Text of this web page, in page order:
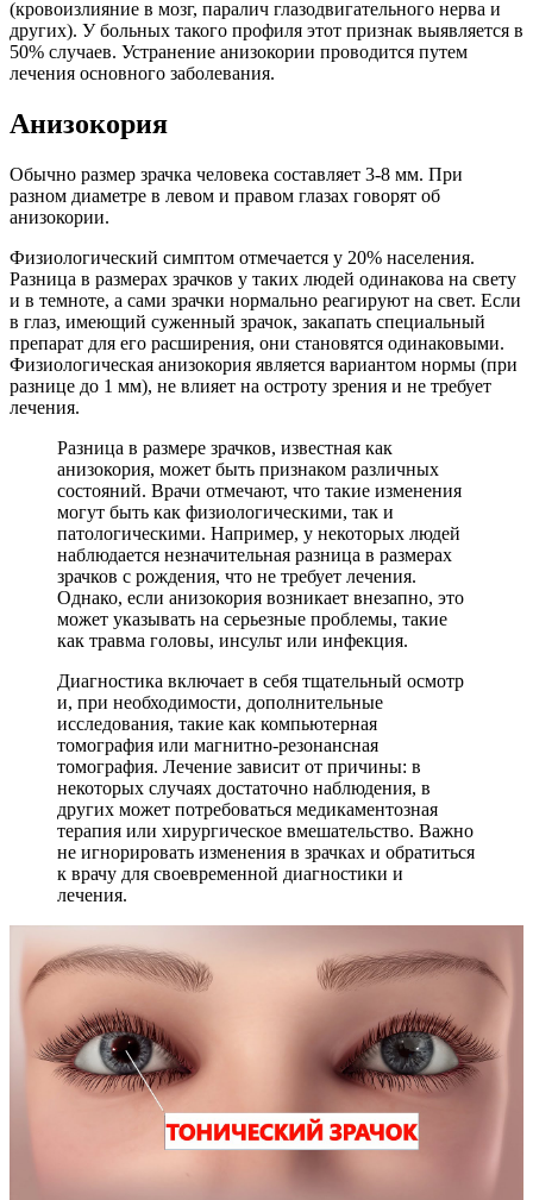
(кровоизлияние в мозг, паралич глазодвигательного нерва и
других). У больных такого профиля этот признак выявляется в
50% случаев. Устранение анизокории проводится путем
лечения основного заболевания.
Анизокория
Обычно размер зрачка человека составляет 3-8 мм. При
разном диаметре в левом и правом глазах говорят об
анизокории.
Физиологический симптом отмечается у 20% населения.
Разница в размерах зрачков у таких людей одинакова на свету
и в темноте, а сами зрачки нормально реагируют на свет. Если
в глаз, имеющий суженный зрачок, закапать специальный
препарат для его расширения, они становятся одинаковыми.
Физиологическая анизокория является вариантом нормы (при
разнице до 1 мм), не влияет на остроту зрения и не требует
лечения.
Разница в размере зрачков, известная как
анизокория, может быть признаком различных
состояний. Врачи отмечают, что такие изменения
могут быть как физиологическими, так и
патологическими. Например, у некоторых людей
наблюдается незначительная разница в размерах
зрачков с рождения, что не требует лечения.
Однако, если анизокория возникает внезапно, это
может указывать на серьезные проблемы, такие
как травма головы, инсульт или инфекция.
Диагностика включает в себя тщательный осмотр
и, при необходимости, дополнительные
исследования, такие как компьютерная
томография или магнитно-резонансная
томография. Лечение зависит от причины: в
некоторых случаях достаточно наблюдения, в
других может потребоваться медикаментозная
терапия или хирургическое вмешательство. Важно
не игнорировать изменения в зрачках и обратиться
к врачу для своевременной диагностики и
лечения.